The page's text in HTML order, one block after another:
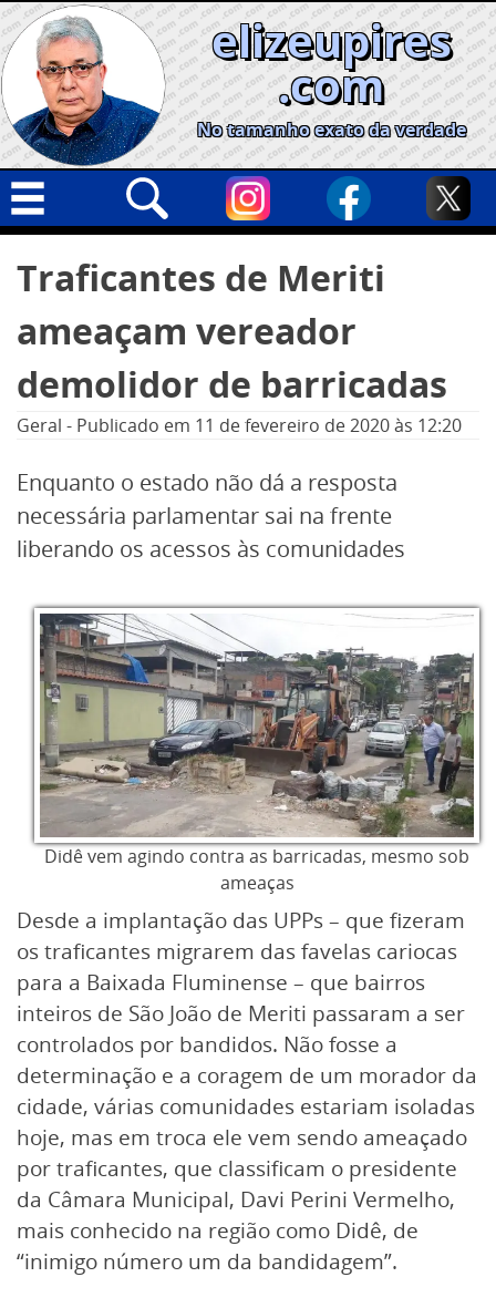
Skip
to
content
elizeupires
.com
No tamanho exato da verdade
Geral
Cidades
Política
Informe especial
por:
Traficantes de Meriti
ameaçam vereador
demolidor de barricadas
Geral - Publicado em 11 de fevereiro de 2020às 12:20
Enquanto o estado não dá a resposta
necessária parlamentar sai na frente
liberando os acessos às comunidades
Didê vem agindo contra as barricadas, mesmo sob
ameaças
Desde a implantação das UPPs – que fizeram
os traficantes migrarem das favelas cariocas
para a Baixada Fluminense – que bairros
inteiros de São João de Meriti passaram a ser
controlados por bandidos. Não fosse a
determinação e a coragem de um morador da
cidade, várias comunidades estariam isoladas
hoje, mas em troca ele vem sendo ameaçado
por traficantes, que classificam o presidente
da Câmara Municipal, Davi Perini Vermelho,
mais conhecido na região como Didê, de
“inimigo número um da bandidagem”.